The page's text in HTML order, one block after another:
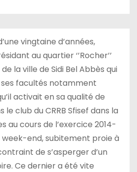
vingtaine d’années,
au quartier ‘’Rocher’’
la ville de Sidi Bel Abbès qui
facultés notamment
activait en sa qualité de
le club du CRRB Sfisef dans la
au cours de l’exercice 2014-
week-end, subitement proie à
de s’asperger d’un
Ce dernier a été vite